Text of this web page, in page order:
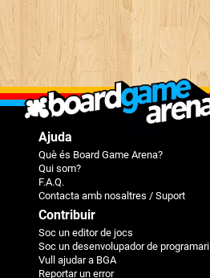
Ajuda
Què és Board Game Arena?
Qui som?
F.A.Q.
Contacta amb nosaltres / Suport
Contribuir
Soc un editor de jocs
Soc un desenvolupador de programari
Vull ajudar a BGA
Reportar un error